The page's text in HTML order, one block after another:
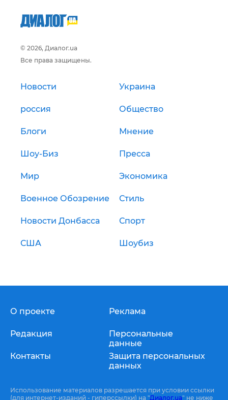
© 2026, Диалог.ua
Все права защищены.
Новости Украина
россия Общество
Блоги Мнение
Шоу-Биз Пресса
Мир Экономика
Военное Обозрение Стиль
Новости Донбасса Спорт
США Шоубиз
О проекте
Редакция
Контакты
Реклама
Персональные
данные
Защита персональных
данных
Использование материалов разрешается при условии ссылки
(для интернет-изданий - гиперссылки) на "Диалог.ua" не ниже